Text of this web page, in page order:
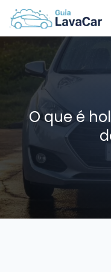
O que é